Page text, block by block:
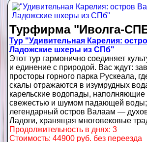
Турфирма "Иволга-
Тур "Удивительная Карелия:
Ладожские шхеры из СПб"
Этот тур гармонично соединяет
и единение с природой. Вас ждут:
просторы горного парка Рускеала,
скалы отражаются в изумрудных
карельские водопады, наполняющие
свежестью и шумом падающей воды;
легендарный остров Валаам —
Ладоги, хранящая многовековые
Продолжительность в днях: 3
Стоимость: 44900 руб. без переезда